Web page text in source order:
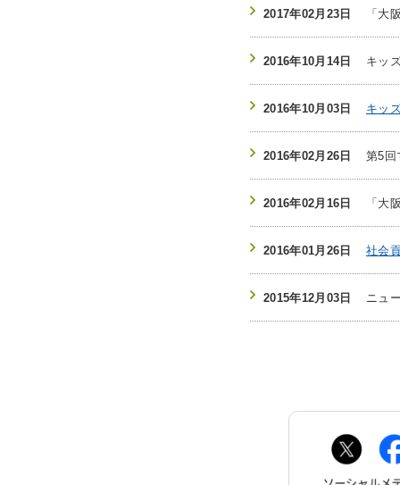
2017年02月23日 「大
2016年10月14日 キッ
2016年10月03日 キッ
2016年02月26日 第5回
2016年02月16日 「大
2016年01月26日 社会
2015年12月03日 ニュ